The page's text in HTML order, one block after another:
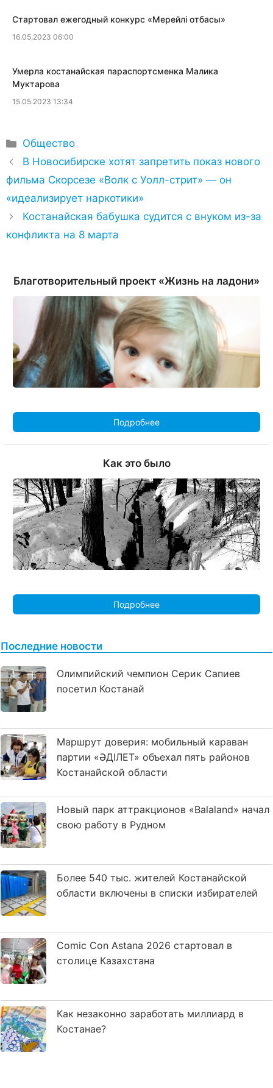
​Стартовал ежегодный конкурс «Мерейлi отбасы»
16.05.2023 06:00
​Умерла костанайская параспортсменка Малика
Муктарова
15.05.2023 13:34
Рубрики
Общество
В Новосибирске хотят запретить показ нового
фильма Скорсезе «Волк с Уолл-стрит» — он
«идеализирует наркотики»
Костанайская бабушка судится с внуком из-за
конфликта на 8 марта
Благотворительный проект «Жизнь на ладони»
Подробнее
Как это было
Подробнее
Последние новости
Олимпийский чемпион Серик Сапиев
посетил Костанай
Маршрут доверия: мобильный караван
партии «ӘДІЛЕТ» объехал пять районов
Костанайской области
Новый парк аттракционов «Balaland» начал
свою работу в Рудном
Более 540 тыс. жителей Костанайской
области включены в списки избирателей
Comic Con Astana 2026 стартовал в
столице Казахстана
Как незаконно заработать миллиард в
Костанае?